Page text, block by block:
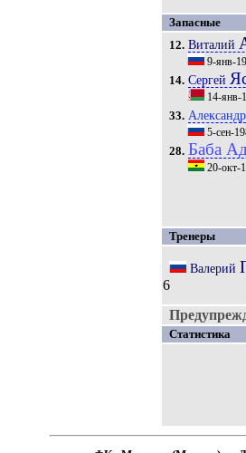
Запасные
12. Виталий
9-янв-
14. Сергей
14-янв-
33. Александр
5-сен-
28. Баба
20-окт-
Тренеры
Валерий
6
Статистика